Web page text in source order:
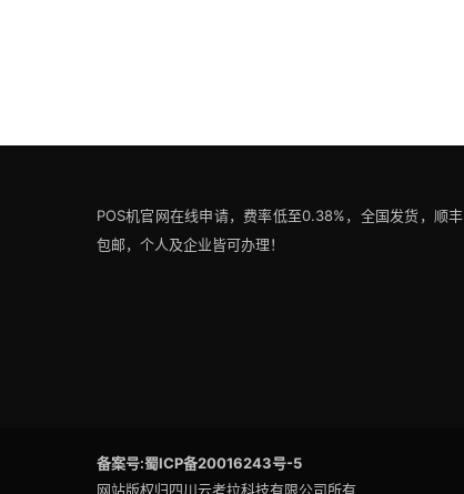
POS机官网在线申请，费率低至0.38%，全国发货，顺丰
包邮，个人及企业皆可办理！
备案号:蜀ICP备20016243号-5
网站版权归四川云考拉科技有限公司所有